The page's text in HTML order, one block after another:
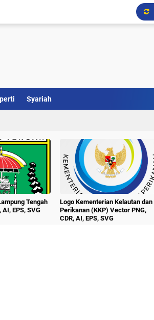
Syariah
Tengah
AI, EPS, SVG
Logo Kementerian Kelautan dan
Perikanan (KKP) Vector PNG,
CDR, AI, EPS, SVG